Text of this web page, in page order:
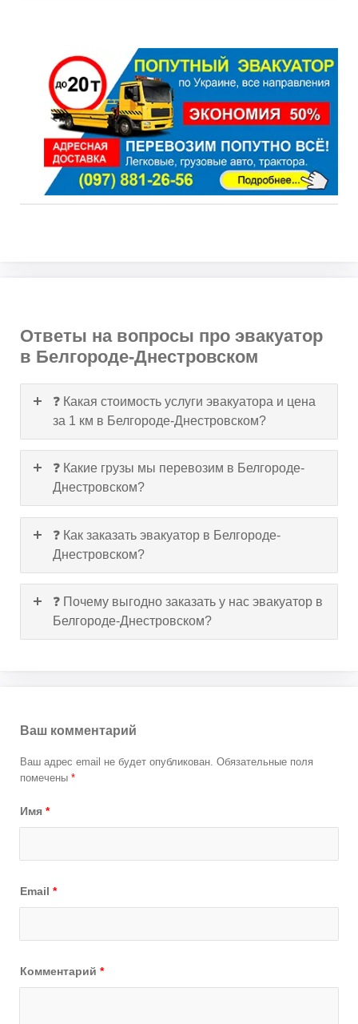
Ответы на вопросы про эвакуатор
в Белгороде-Днестровском
❓ Какая стоимость услуги эвакуатора и цена
за 1 км в Белгороде-Днестровском?
❓ Какие грузы мы перевозим в Белгороде-
Днестровском?
❓ Как заказать эвакуатор в Белгороде-
Днестровском?
❓ Почему выгодно заказать у нас эвакуатор в
Белгороде-Днестровском?
Ваш комментарий
Ваш адрес email не будет опубликован. Обязательные поля
помечены *
Имя *
Email *
Комментарий *